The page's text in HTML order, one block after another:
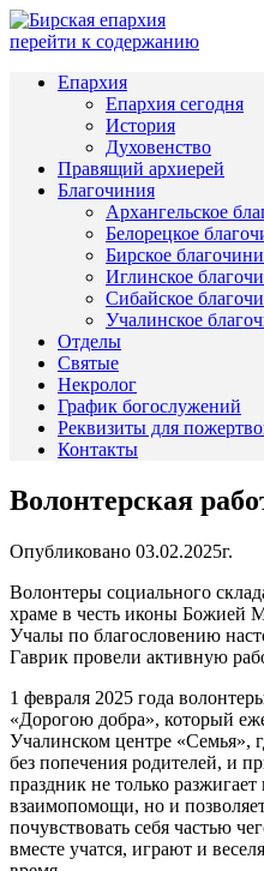
перейти к содержанию
Епархия
Епархия сегодня
История
Духовенство
Правящий архиерей
Благочиния
Архангельское
Белорецкое
Бирское
Иглинское
Сибайское
Учалинское
Отделы
Святые
Некролог
График богослужений
Реквизиты для
Контакты
Волонтерская
Опубликовано 03.02.2025г.
Волонтеры социального
храме в честь иконы Божией
Учалы по благословению
Гаврик провели активную
1 февраля 2025 года
«Дорогою добра», который
Учалинском центре «Семья»,
без попечения родителей, и
праздник не только
взаимопомощи, но и
почувствовать себя частью
вместе учатся, играют и